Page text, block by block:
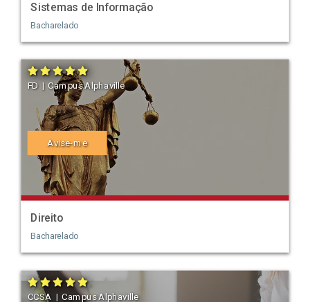
Sistemas de Informação
Bacharelado
FD | Campus Alphaville
Avise-me
Direito
Bacharelado
CCSA | Campus Alphaville